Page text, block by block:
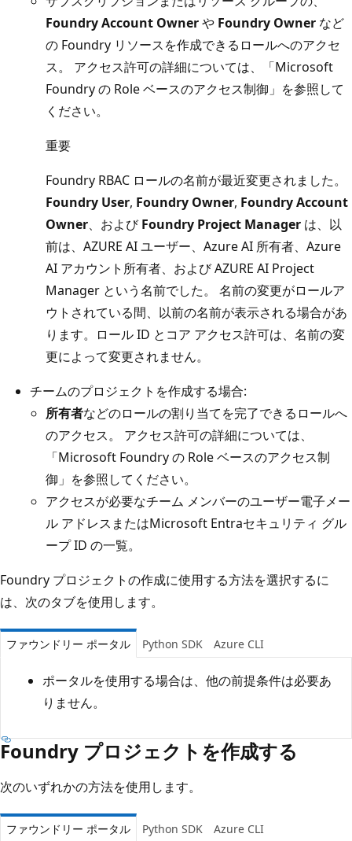
Foundry Account Ownerや Foundry Owner など
の Foundry リソースを作成できるロールへのアクセ
ス。 アクセス許可の詳細については、「Microsoft
Foundry の Role ベースのアクセス制御」を参照して
ください。
重要
Foundry RBAC ロールの名前が最近変更されました。
Foundry User, Foundry Owner, Foundry Account
Owner、およびFoundry Project Manager は、以
前は、AZURE AI ユーザー、Azure AI 所有者、Azure
AI アカウント所有者、および AZURE AI Project
Manager という名前でした。 名前の変更がロールア
ウトされている間、以前の名前が表示される場合があ
ります。ロール ID とコア アクセス許可は、名前の変
更によって変更されません。
チームのプロジェクトを作成する場合:
所有者などのロールの割り当てを完了できるロールへ
のアクセス。 アクセス許可の詳細については、
「Microsoft Foundry の Role ベースのアクセス制
御」を参照してください。
アクセスが必要なチーム メンバーのユーザー電子メー
ル アドレスまたはMicrosoft Entraセキュリティ グル
ープ ID の一覧。
Foundry プロジェクトの作成に使用する方法を選択するに
は、次のタブを使用します。
ファウンドリー ポータル Python SDK Azure CLI
ポータルを使用する場合は、他の前提条件は必要あ
りません。
Foundry プロジェクトを作成する
次のいずれかの方法を使用します。
ファウンドリー ポータル Python SDK Azure CLI